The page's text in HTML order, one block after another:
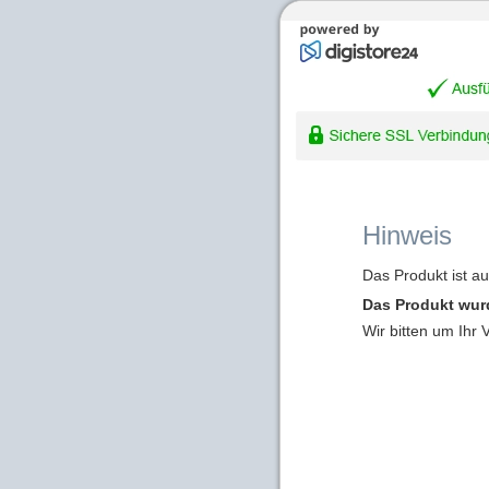
Hinweis
Das Produkt ist
Das Produkt
Wir bitten um Ihr